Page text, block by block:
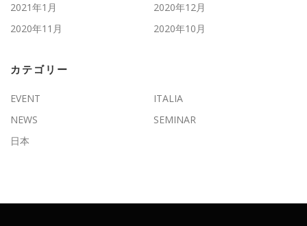
2021年1月
2020年12月
2020年11月
2020年10月
カテゴリー
EVENT
ITALIA
NEWS
SEMINAR
日本